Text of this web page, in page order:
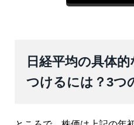
日経平均の具体
つけるには？3つ